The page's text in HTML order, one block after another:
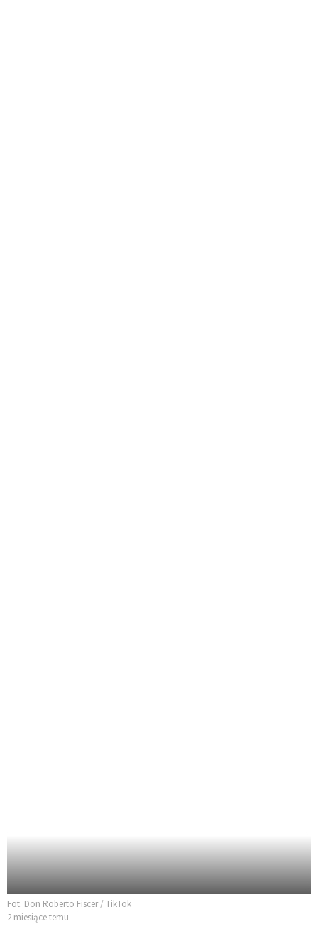
Fot. Don Roberto Fiscer / TikTok
2 miesiące temu